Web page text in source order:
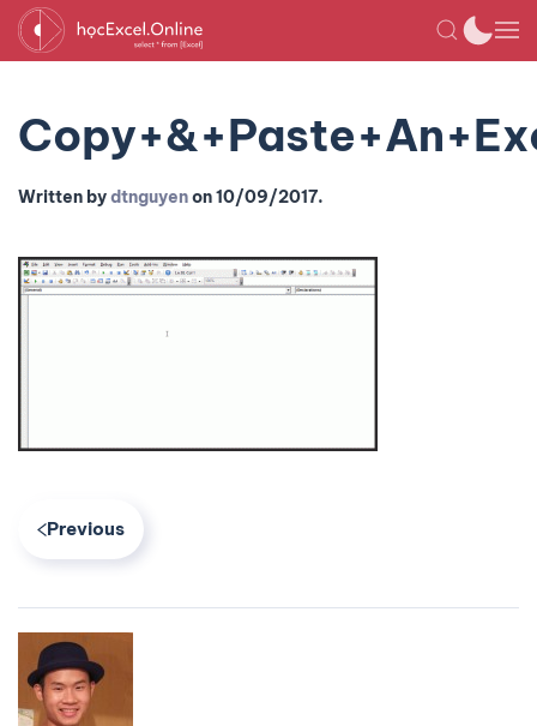
Written bydtnguyenon10/09/2017.
Previous